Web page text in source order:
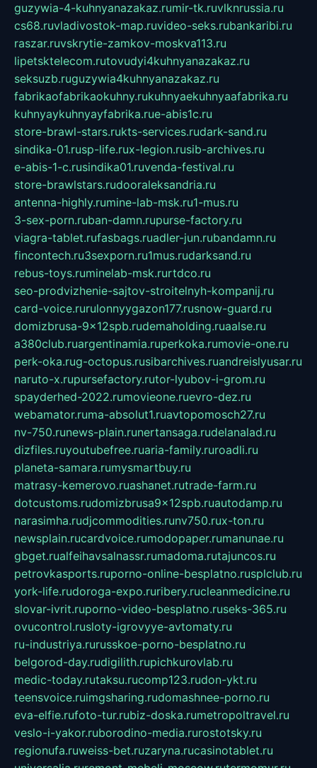
guzywia-4-kuhnyanazakaz.rumir-tk.ruvlknrussia.ru
cs68.ruvladivostok-map.ruvideo-seks.rubankaribi.ru
raszar.ruvskrytie-zamkov-moskva113.ru
lipetsktelecom.rutovudyi4kuhnyanazakaz.ru
seksuzb.ruguzywia4kuhnyanazakaz.ru
fabrikaofabrikaokuhny.rukuhnyaekuhnyaafabrika.ru
kuhnyaykuhnyayfabrika.rue-abis1c.ru
store-brawl-stars.rukts-services.rudark-sand.ru
sindika-01.rusp-life.rux-legion.rusib-archives.ru
e-abis-1-c.rusindika01.ruvenda-festival.ru
store-brawlstars.rudooraleksandria.ru
antenna-highly.rumine-lab-msk.ru1-mus.ru
3-sex-porn.ruban-damn.rupurse-factory.ru
viagra-tablet.rufasbags.ruadler-jun.rubandamn.ru
fincontech.ru3sexporn.ru1mus.rudarksand.ru
rebus-toys.ruminelab-msk.rurtdco.ru
seo-prodvizhenie-sajtov-stroitelnyh-kompanij.ru
card-voice.rurulonnyygazon177.rusnow-guard.ru
domizbrusa-9x12spb.rudemaholding.ruaalse.ru
a380club.ruargentinamia.ruperkoka.rumovie-one.ru
perk-oka.rug-octopus.rusibarchives.ruandreislyusar.ru
naruto-x.rupursefactory.rutor-lyubov-i-grom.ru
spayderhed-2022.rumovieone.ruevro-dez.ru
webamator.ruma-absolut1.ruavtopomosch27.ru
nv-750.runews-plain.runertansaga.rudelanalad.ru
dizfiles.ruyoutubefree.ruaria-family.ruroadli.ru
planeta-samara.rumysmartbuy.ru
matrasy-kemerovo.ruashanet.rutrade-farm.ru
dotcustoms.rudomizbrusa9x12spb.ruautodamp.ru
narasimha.rudjcommodities.runv750.rux-ton.ru
newsplain.rucardvoice.rumodopaper.rumanunae.ru
gbget.rualfeihavsalnassr.rumadoma.rutajuncos.ru
petrovkasports.ruporno-online-besplatno.rusplclub.ru
york-life.rudoroga-expo.ruribery.rucleanmedicine.ru
slovar-ivrit.ruporno-video-besplatno.ruseks-365.ru
ovucontrol.rusloty-igrovyye-avtomaty.ru
ru-industriya.rurusskoe-porno-besplatno.ru
belgorod-day.rudigilith.rupichkurovlab.ru
medic-today.rutaksu.rucomp123.rudon-ykt.ru
teensvoice.ruimgsharing.rudomashnee-porno.ru
eva-elfie.rufoto-tur.rubiz-doska.rumetropoltravel.ru
veslo-i-yakor.ruborodino-media.rurostotsky.ru
regionufa.ruweiss-bet.ruzaryna.rucasinotablet.ru